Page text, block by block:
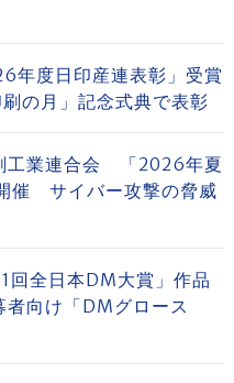
度日印産連表彰」受賞
の月」記念式典で表彰
工業連合会 「2026年夏
催 サイバー攻撃の脅威
全日本DM大賞」作品
向け「DMグロース